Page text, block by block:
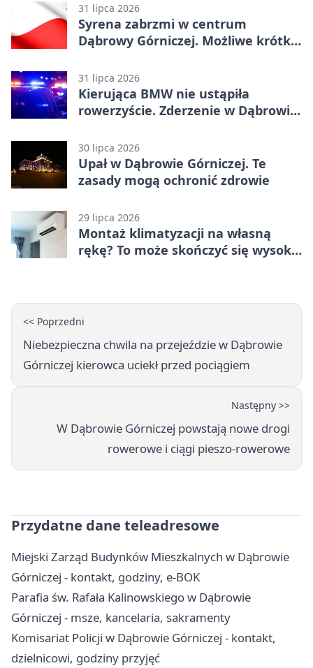
31 lipca 2026
Syrena zabrzmi w centrum
Dąbrowy Górniczej. Możliwe krótkie
31 lipca 2026
Kierująca BMW nie ustąpiła
rowerzyście. Zderzenie w Dąbrowie
30 lipca 2026
Upał w Dąbrowie Górniczej. Te
zasady mogą ochronić zdrowie
29 lipca 2026
Montaż klimatyzacji na własną
rękę? To może skończyć się wysoką
<< Poprzedni
Niebezpieczna chwila na przejeździe w Dąbrowie
Górniczej kierowca uciekł przed pociągiem
Następny >>
W Dąbrowie Górniczej powstają nowe drogi
rowerowe i ciągi pieszo-rowerowe
Przydatne dane teleadresowe
Miejski Zarząd Budynków Mieszkalnych w Dąbrowie
Górniczej - kontakt, godziny, e-BOK
Parafia św. Rafała Kalinowskiego w Dąbrowie
Górniczej - msze, kancelaria, sakramenty
Komisariat Policji w Dąbrowie Górniczej - kontakt,
dzielnicowi, godziny przyjęć